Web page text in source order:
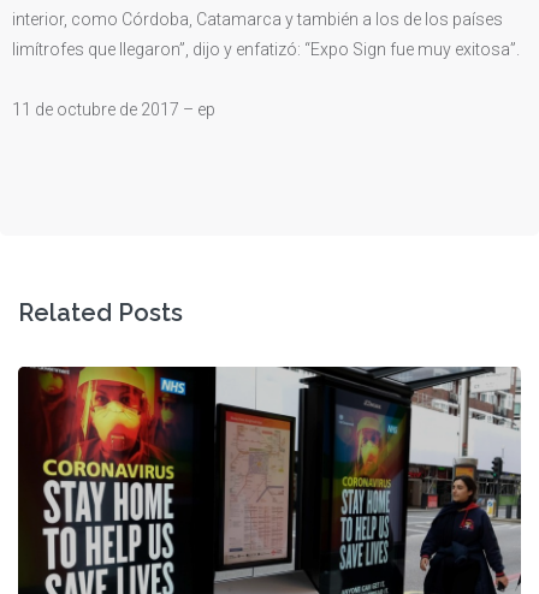
interior, como Córdoba, Catamarca y también a los de los países
limítrofes que llegaron”, dijo y enfatizó: “Expo Sign fue muy exitosa”.
11 de octubre de 2017 – ep
Related Posts